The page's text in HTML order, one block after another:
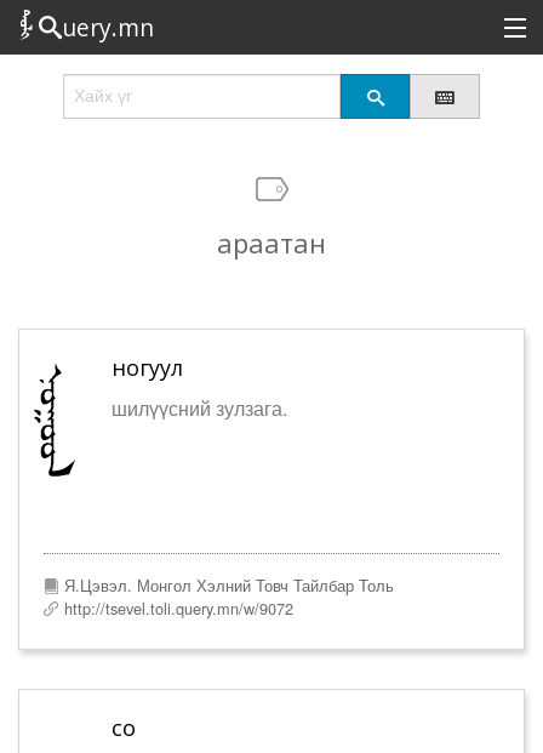
uery.mn
Сонирхолтой
араатан
ногуул
шилүүсний зулзага.
Я.Цэвэл. Монгол Хэлний Товч Тайлбар Толь
http://tsevel.toli.query.mn/w/9072
со